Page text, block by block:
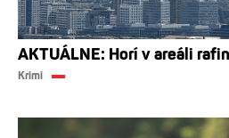
AKTUÁLNE: Horí v areáli
Krimi